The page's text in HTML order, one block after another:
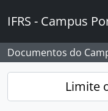
IFRS - Campus
Documentos do
Limite